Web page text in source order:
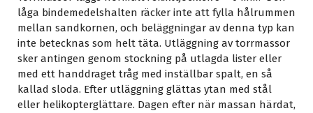
låga bindemedelshalten räcker inte att fylla hålrummen
mellan sandkornen, och beläggningar av denna typ kan
inte betecknas som helt täta. Utläggning av torrmassor
sker antingen genom stockning på utlagda lister eller
med ett handdraget tråg med inställbar spalt, en så
kallad sloda. Efter utläggning glättas ytan med stål
eller helikopterglättare. Dagen efter när massan härdat,